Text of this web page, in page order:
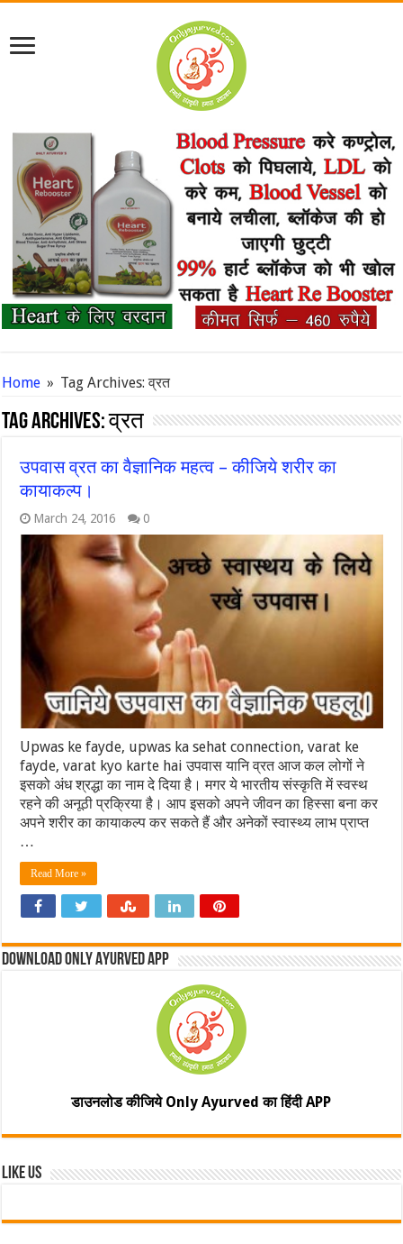
Home » Tag Archives: व्रत
Tag Archives:व्रत
उपवास व्रत का वैज्ञानिक महत्व – कीजिये शरीर का
कायाकल्प।
March 24, 2016 0
Upwas ke fayde, upwas ka sehat connection, varat ke
fayde, varat kyo karte hai उपवास यानि व्रत आज कल लोगों ने
इसको अंध श्रद्धा का नाम दे दिया है। मगर ये भारतीय संस्कृति में स्वस्थ
रहने की अनूठी प्रक्रिया है। आप इसको अपने जीवन का हिस्सा बना कर
अपने शरीर का कायाकल्प कर सकते हैं और अनेकों स्वास्थ्य लाभ प्राप्त
…
Read More »
Download Only Ayurved App
डाउनलोड कीजिये Only Ayurved का हिंदी APP
Like Us